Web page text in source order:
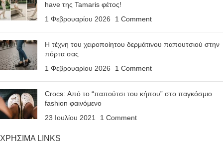
have της Tamaris φέτος!
1 Φεβρουαρίου 2026
1 Comment
Η τέχνη του χειροποίητου δερμάτινου παπουτσιού στην
πόρτα σας
1 Φεβρουαρίου 2026
1 Comment
Crocs: Από το “παπούτσι του κήπου” στο παγκόσμιο
fashion φαινόμενο
23 Ιουλίου 2021
1 Comment
ΧΡΗΣΙΜΑ LINKS